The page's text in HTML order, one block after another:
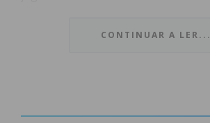
A vantagem pareceu tirar alguma
CONTINUAR A LER...